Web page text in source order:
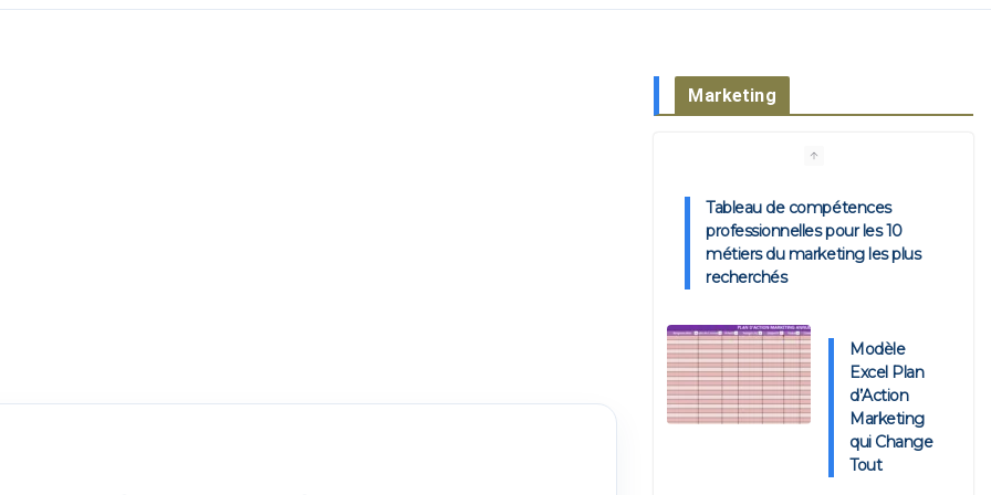
Marketing
Tableau de compétences
professionnelles pour les 10
métiers du marketing les plus
recherchés
Modèle
Excel Plan
d’Action
Marketing
qui Change
Tout